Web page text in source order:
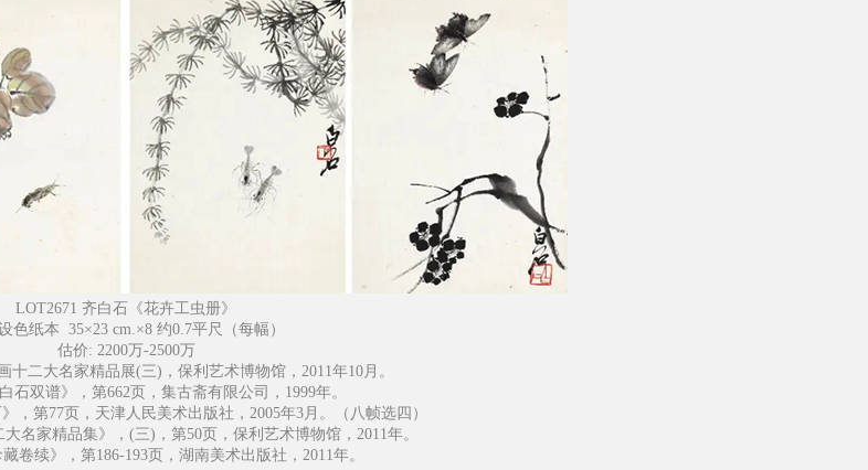
LOT2671 齐白石《花卉工虫册》
色纸本 35×23 cm.×8 约0.7平尺（每幅）
估价: 2200万-2500万
十二大名家精品展(三)，保利艺术博物馆，2011年10月。
石双谱》，第662页，集古斋有限公司，1999年。
，第77页，天津人民美术出版社，2005年3月。（八帧选四）
名家精品集》，(三)，第50页，保利艺术博物馆，2011年。
卷续》，第186-193页，湖南美术出版社，2011年。